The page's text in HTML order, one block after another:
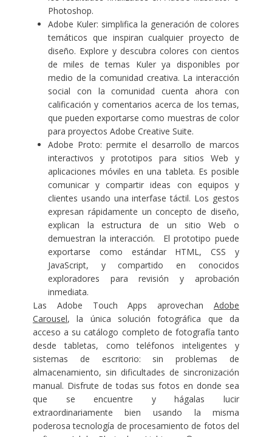
Photoshop.
Adobe Kuler: simplifica la generación de colores
temáticos que inspiran cualquier proyecto de
diseño. Explore y descubra colores con cientos
de miles de temas Kuler ya disponibles por
medio de la comunidad creativa. La interacción
social con la comunidad cuenta ahora con
calificación y comentarios acerca de los temas,
que pueden exportarse como muestras de color
para proyectos Adobe Creative Suite.
Adobe Proto: permite el desarrollo de marcos
interactivos y prototipos para sitios Web y
aplicaciones móviles en una tableta. Es posible
comunicar y compartir ideas con equipos y
clientes usando una interfase táctil. Los gestos
expresan rápidamente un concepto de diseño,
explican la estructura de un sitio Web o
demuestran la interacción. El prototipo puede
exportarse como estándar HTML, CSS y
JavaScript, y compartido en conocidos
exploradores para revisión y aprobación
inmediata.
Las Adobe Touch Apps aprovechanAdobe
Carousel, la única solución fotográfica que da
acceso a su catálogo completo de fotografía tanto
desde tabletas, como teléfonos inteligentes y
sistemas de escritorio: sin problemas de
almacenamiento, sin dificultades de sincronización
manual. Disfrute de todas sus fotos en donde sea
que se encuentre y hágalas lucir
extraordinariamente bien usando la misma
poderosa tecnología de procesamiento de fotos del